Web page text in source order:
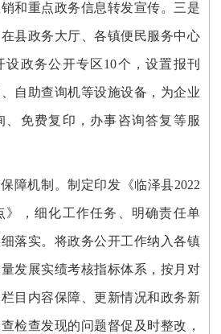
和重点政务信息转发宣传。三是
县政务大厅、各镇便民服务中心
设政务公开专区10个，设置报刊
自助查询机等设施设备，为企业
、免费复印，办事咨询答复等服
保障机制。制定印发《临泽县2022
》，细化工作任务、明确责任单
落实。将政务公开工作纳入各镇
发展实绩考核指标体系，按月对
目内容保障、更新情况和政务新
检查发现的问题督促及时整改，